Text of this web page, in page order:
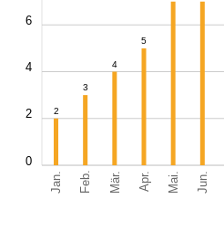
Jan. Feb. Mär. Apr. Mai. Jun.
0
2
4
6
2
3
4
5